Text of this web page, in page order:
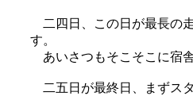
二四日、この日が最長の
す。
あいさつもそこそこに宿
二五日が最終日、まずス